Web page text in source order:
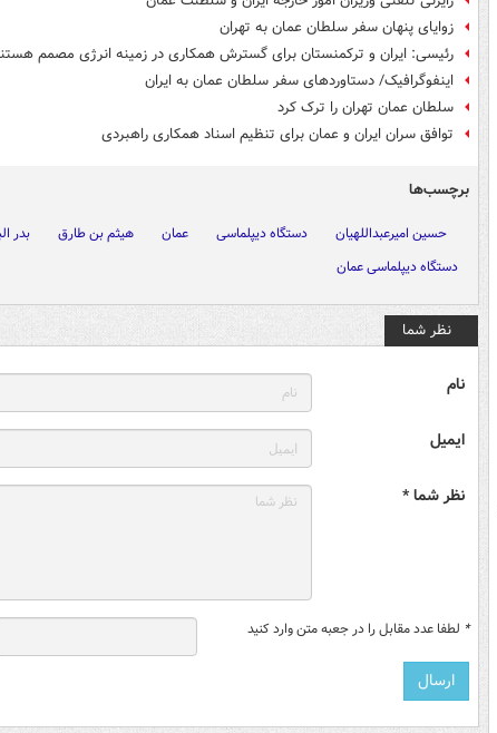
زوایای پنهان سفر سلطان عمان به تهران
رئیسی: ایران و ترکمنستان برای گسترش همکاری در زمینه انرژی مصمم
اینفوگرافیک/ دستاوردهای سفر سلطان عمان به ایران
سلطان عمان تهران را ترک کرد
توافق سران ایران و عمان برای تنظیم اسناد همکاری‌ راهبردی
برچسب‌ها
حسین امیرعبداللهیان دستگاه دیپلماسی عمان هیثم بن طارق
بدر
دستگاه دیپلماسی عمان
نظر شما
نام
ایمیل
نظر شما *
* لطفا عدد مقابل را در جعبه متن وارد کنید